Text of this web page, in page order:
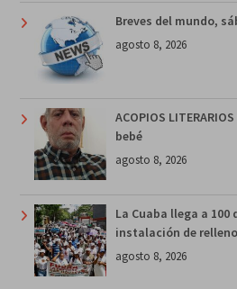
Breves del mundo,
agosto 8, 2026
ACOPIOS
bebé
agosto 8, 2026
La Cuaba llega a
instalación de
agosto 8, 2026